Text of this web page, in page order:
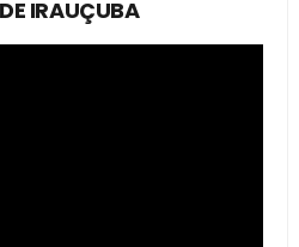
IRAUÇUBA